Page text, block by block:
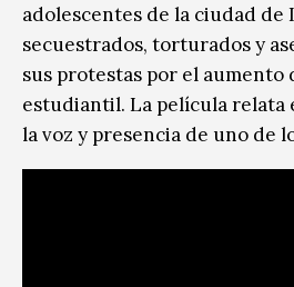
adolescentes de la ciudad de
secuestrados, torturados y
sus protestas por el aumento
estudiantil. La película relata
la voz y presencia de uno de